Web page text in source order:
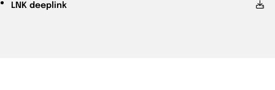
LNK deeplink